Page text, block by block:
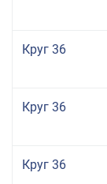
Круг 36
Круг 36
Круг 36